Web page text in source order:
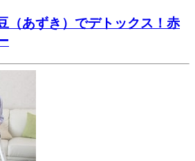
（あずき）でデトックス！赤